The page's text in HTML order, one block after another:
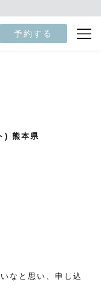
予約する
) 熊本県
なと思い、申し込